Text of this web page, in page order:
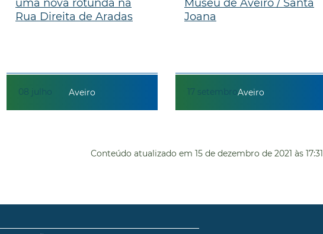
08 julho
uma nova rotunda na
Rua Direita de Aradas
Aveiro 17 setembro
Museu de Aveiro / Santa
Joana
Aveiro
Conteúdo atualizado em 15 de dezembro de 2021 às 17:31